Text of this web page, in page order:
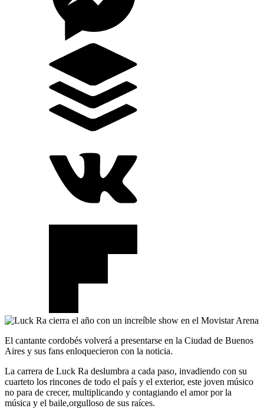
El cantante cordobés volverá a presentarse en la Ciudad de Buenos
Aires y sus fans enloquecieron con la noticia.
La carrera de Luck Ra deslumbra a cada paso, invadiendo con su
cuarteto los rincones de todo el país y el exterior, este joven músico
no para de crecer, multiplicando y contagiando el amor por la
música y el baile,orgulloso de sus raíces.